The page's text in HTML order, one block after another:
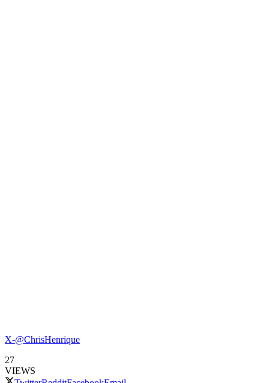
X-@ChrisHenrique
27
VIEWS